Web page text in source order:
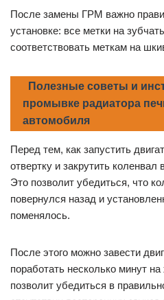
После замены ГРМ важно
установке: все метки на
соответствовать меткам на
Полезные советы и
промывке радиатора
автомобиля
Перед тем, как запустить
отвертку и закрутить
Это позволит убедиться, что
повернулся назад и
поменялось.
После этого можно завести
поработать несколько минут
позволит убедиться в